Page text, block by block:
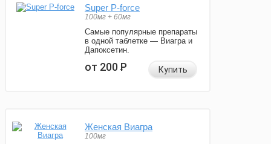
Super P-force
100мг + 60мг
Самые популярные препараты
в одной таблетке — Виагра и
Дапоксетин.
от 200Р Купить
Женская Виагра
100мг